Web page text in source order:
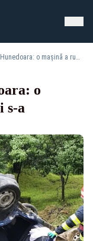
Accident în județul Hunedoara: o mașină a rupt un parapet și s-a răsturnat
o
s-a